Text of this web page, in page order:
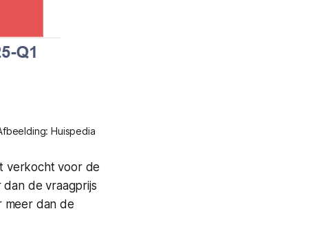
Huispedia
verkocht voor de
de vraagprijs
meer dan de